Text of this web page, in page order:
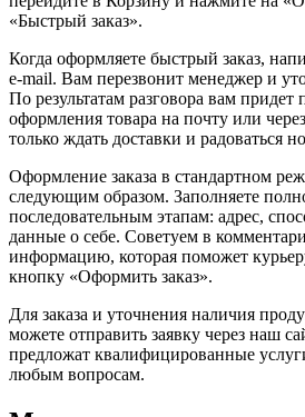
«Быстрый заказ».
Когда оформляете быстрый заказ,
e-mail. Вам перезвонит менеджер и
По результатам разговора вам придет
оформления товара на почту или
только ждать доставки и радоваться
Оформление заказа в стандартном
следующим образом. Заполняете
последовательным этапам: адрес,
данные о себе. Советуем в
информацию, которая поможет
кнопку «Оформить заказ».
Для заказа и уточнения наличия
можете отправить заявку через наш
предложат квалифицированные
любым вопросам.